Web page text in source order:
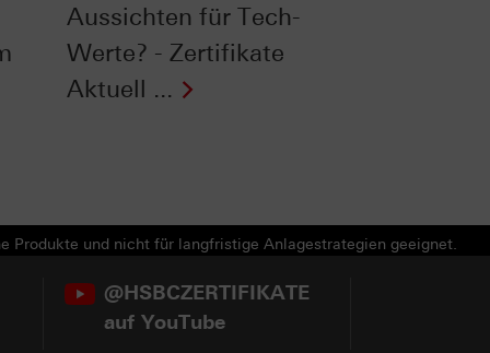
Aussichten für Tech-
Werte? - Zertifikate
Aktuell ...
Produkte und nicht für langfristige Anlagestrategien geeignet.
@HSBCZERTIFIKATE
auf YouTube